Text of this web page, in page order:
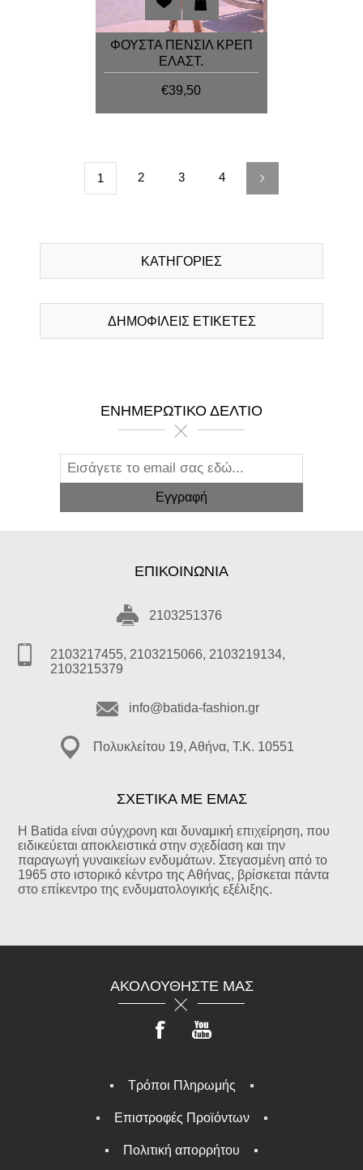
ΦΟΥΣΤΑ ΠΕΝΣΙΛ ΚΡΕΠ
ΕΛΑΣΤ.
€39,50
1 2 3 4
ΚΑΤΗΓΟΡΊΕΣ
ΔΗΜΟΦΙΛΕΙΣ ΕΤΙΚΕΤΕΣ
ΕΝΗΜΕΡΩΤΙΚΌ ΔΕΛΤΊΟ
ΕΠΙΚΟΙΝΩΝΊΑ
2103251376
2103217455, 2103215066, 2103219134,
2103215379
info@batida-fashion.gr
Πολυκλείτου 19, Αθήνα, T.K. 10551
ΣΧΕΤΙΚΑ ΜΕ ΕΜΑΣ
Η Batida είναι σύγχρονη και δυναμική επιχείρηση, που
ειδικεύεται αποκλειστικά στην σχεδίαση και την
παραγωγή γυναικείων ενδυμάτων. Στεγασμένη από το
1965 στο ιστορικό κέντρο της Αθήνας, βρίσκεται πάντα
στο επίκεντρο της ενδυματολογικής εξέλιξης.
ΑΚΟΛΟΥΘΉΣΤΕ ΜΑΣ
Τρόποι Πληρωμής
Επιστροφές Προϊόντων
Πολιτική απορρήτου